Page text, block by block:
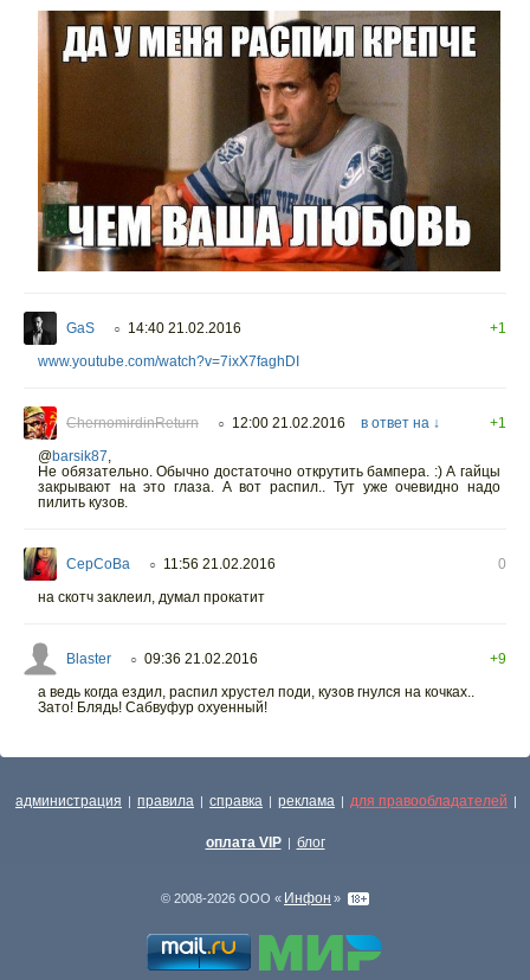
GaS ○ 14:40 21.02.2016
+1
www.youtube.com/watch?v=7ixX7faghDI
ChernomirdinReturn ○ 12:00 21.02.2016 в ответ на ↓
+1
@barsik87
Не обязательно. Обычно достаточно открутить бампера. :) А гайцы
закрывают на это глаза. А вот распил.. Тут уже очевидно надо
пилить кузов.
CepCoBa ○ 11:56 21.02.2016
0
на скотч заклеил, думал прокатит
Blaster ○ 09:36 21.02.2016
+9
а ведь когда ездил, распил хрустел поди, кузов гнулся на кочках..
Зато! Блядь! Сабвуфур охуенный!
администрация | правила | справка | реклама | для правообладателей |
оплата VIP | блог
© 2008-2026 ООО « Инфон »